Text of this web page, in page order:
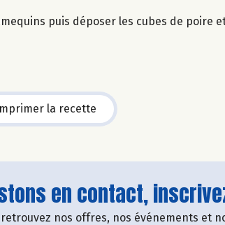
puis déposer les cubes de
la recette
en contact,
retrouvez nos offres, nos événements et